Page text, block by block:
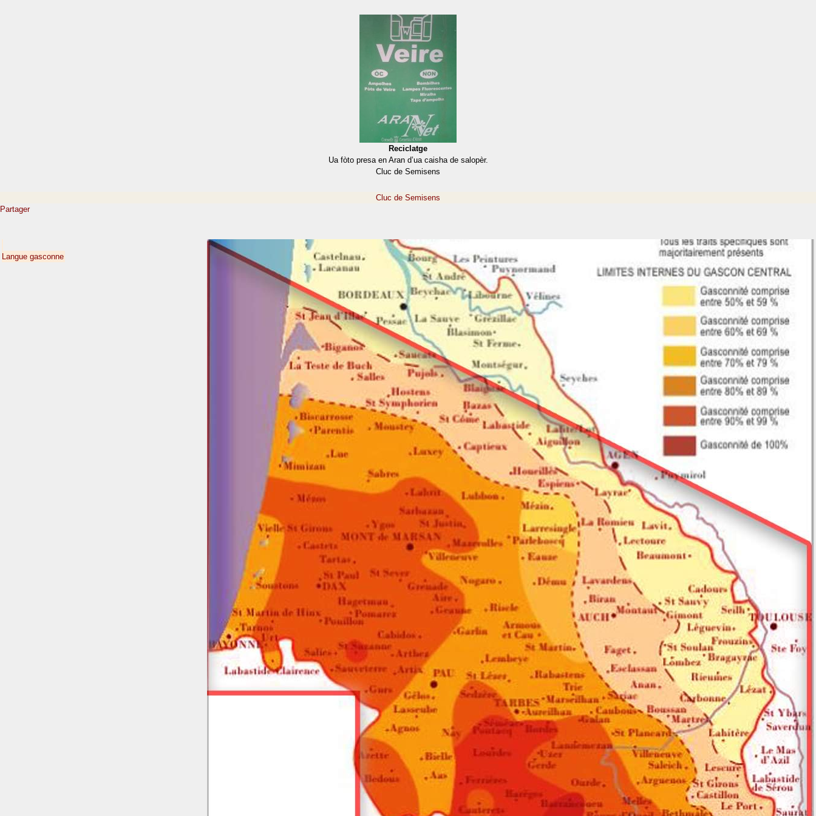
Reciclatge
Ua fòto presa en Aran d’ua caisha de salopèr.
Cluc de Semisens
Cluc de Semisens
Partager
Langue gasconne